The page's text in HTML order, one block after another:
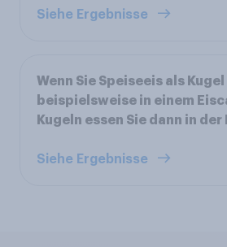
Siehe Ergebnisse
Wenn Sie Speiseeis als
beispielsweise in einem
Kugeln essen Sie dann in der
Siehe Ergebnisse